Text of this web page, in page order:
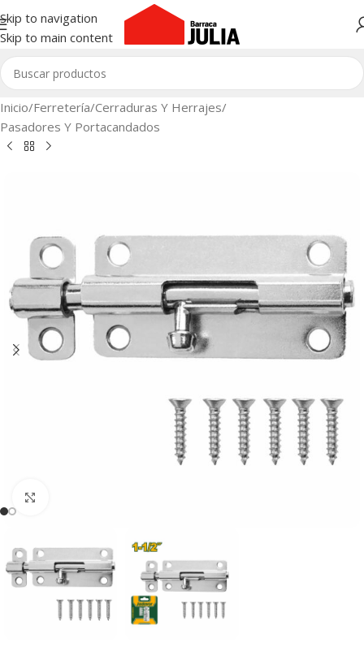
Skip to navigation
Skip to main content
Inicio/Ferretería/Cerraduras Y Herrajes/
Pasadores Y Portacandados